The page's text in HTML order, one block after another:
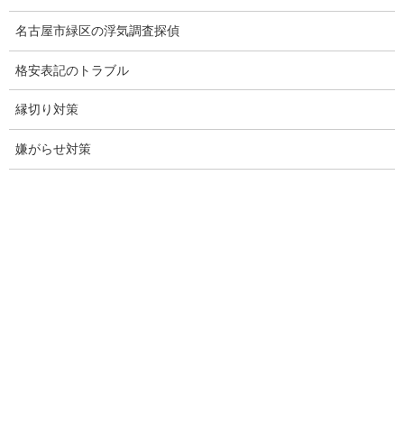
子供のお迎え、パート、お仕事の都合などで、お時間のない方、
ださい。
名古屋市緑区の浮気調査探偵
格安表記のトラブル
縁切り対策
嫌がらせ対策